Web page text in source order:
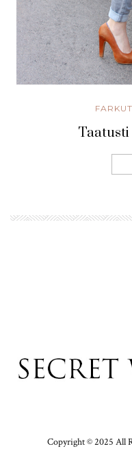
FARKUT
Copyright © 2025 All